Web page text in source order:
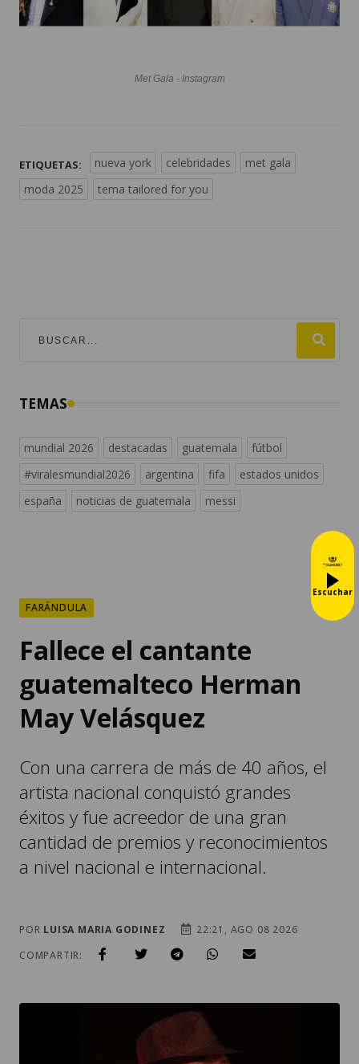
Met Gala - Instagram
ETIQUETAS: nueva york celebridades
met gala
moda 2025
tema tailored for you
TEMAS
mundial 2026 destacadas guatemala
fútbol
#viralesmundial2026
argentina fifa
estados unidos
españa
noticias de guatemala messi
FARÁNDULA
Fallece el cantante
guatemalteco Herman
May Velásquez
Con una carrera de más de 40 años, el
artista nacional conquistó grandes
éxitos y fue acreedor de una gran
cantidad de premios y reconocimientos
a nivel nacional e internacional.
POR LUISA MARIA GODINEZ
22:21, AGO 08 2026
COMPARTIR:
Escuchar